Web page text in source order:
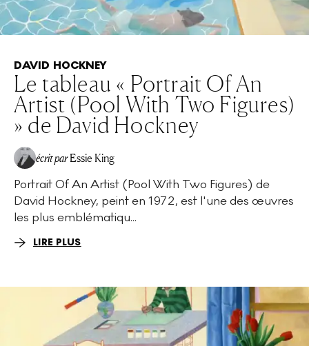
DAVID HOCKNEY
Le tableau « Portrait Of An
Artist (Pool With Two Figures)
» de David Hockney
écrit par Essie King
Portrait Of An Artist (Pool With Two Figures) de
David Hockney, peint en 1972, est l'une des œuvres
les plus emblématiqu...
LIRE PLUS